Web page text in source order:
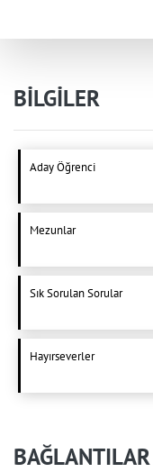
BİLGİLER
Aday Öğrenci
Mezunlar
Sık Sorulan Sorular
Hayırseverler
BAĞLANTILAR